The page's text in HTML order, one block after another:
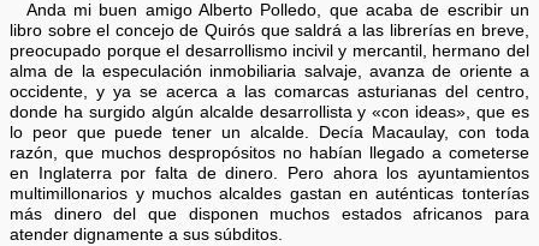
Anda mi buen amigo Alberto Polledo, que acaba de escribir un
libro sobre el concejo de Quirós que saldrá a las librerías en breve,
preocupado porque el desarrollismo incivil y mercantil, hermano del
alma de la especulación inmobiliaria salvaje, avanza de oriente a
occidente, y ya se acerca a las comarcas asturianas del centro,
donde ha surgido algún alcalde desarrollista y «con ideas», que es
lo peor que puede tener un alcalde. Decía Macaulay, con toda
razón, que muchos despropósitos no habían llegado a cometerse
en Inglaterra por falta de dinero. Pero ahora los ayuntamientos
multimillonarios y muchos alcaldes gastan en auténticas tonterías
más dinero del que disponen muchos estados africanos para
atender dignamente a sus súbditos.